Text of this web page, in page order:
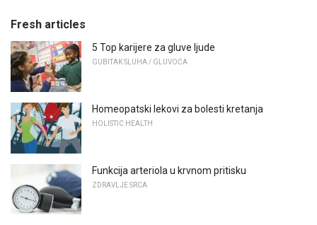
Fresh articles
5 Top karijere za gluve ljude
GUBITAK SLUHA / GLUVOĆA
Homeopatski lekovi za bolesti kretanja
HOLISTIC HEALTH
Funkcija arteriola u krvnom pritisku
ZDRAVLJE SRCA